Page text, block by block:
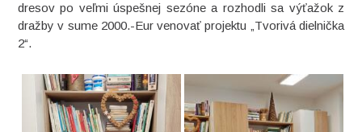
dresov po veľmi úspešnej sezóne a rozhodli sa výťažok z
dražby v sume 2000.-Eur venovať projektu „Tvorivá dielnička
2“.